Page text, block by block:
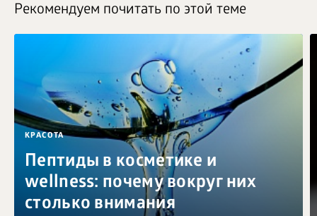
Рекомендуем почитать по этой теме
КРАСОТА
Пептиды в косметике и
wellness: почему вокруг них
столько внимания